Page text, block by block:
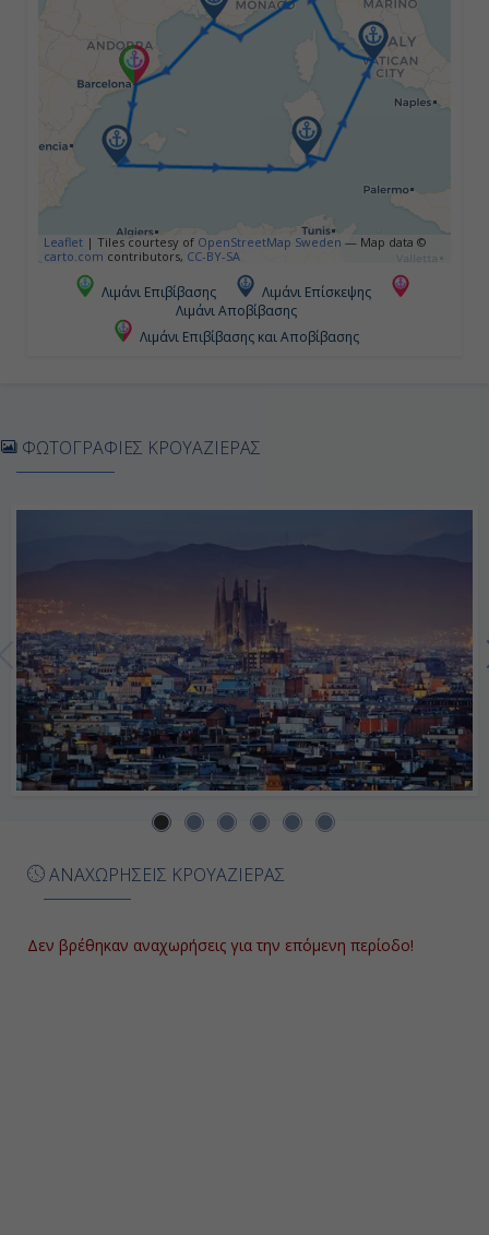
08:00
19:00
Τσιβιταβέκια - Ρώμη, Ιταλία
19:00
Ημέρα 6η
08:00
18:00
Ημέρα 8η
Βαρκελώνη, Ισπανία
Leaflet | Tiles courtesy of OpenStreetMap Sweden — Map data ©
carto.com contributors, CC-BY-SA
Λιμάνι Επιβίβασης
Λιμάνι Επίσκεψης
Λιμάνι Αποβίβασης
Λιμάνι Επιβίβασης και Αποβίβασης
ΑΝΑΧΩΡΗΣΕΙΣ ΚΡΟΥΑΖΙΕΡΑΣ
Δεν βρέθηκαν αναχωρήσεις για την επόμενη περίοδο!
ΦΩΤΟΓΡΑΦΙΕΣ ΚΡΟΥΑΖΙΕΡΑΣ